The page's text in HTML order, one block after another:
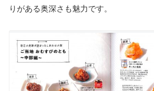
りがある奥深さも魅力です。